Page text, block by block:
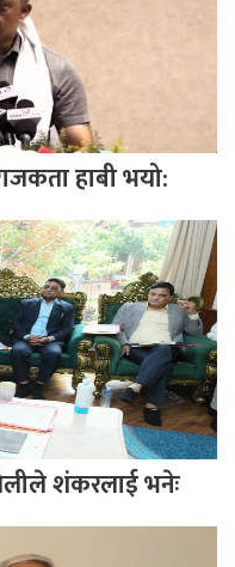
हाबी भयो:
शंकरलाई भनेः